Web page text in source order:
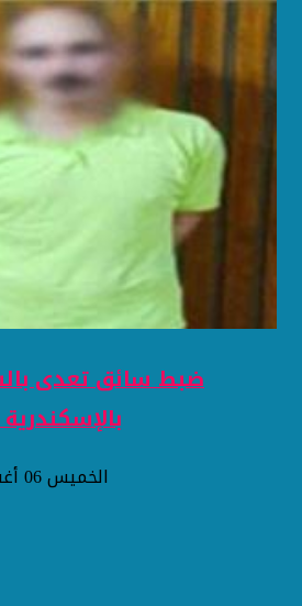
ضبط سائق تعدى
الخميس 06 أغسطس 2026 08:48 مساءً